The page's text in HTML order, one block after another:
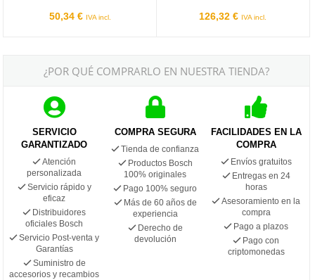
50,34 € IVA incl. 126,32 € IVA incl.
¿POR QUÉ COMPRARLO EN NUESTRA TIENDA?
SERVICIO
GARANTIZADO
Atención
personalizada
Servicio rápido y
eficaz
Distribuidores
oficiales Bosch
Servicio Post-venta y
Garantías
Suministro de
accesorios y recambios
COMPRA SEGURA
Tienda de confianza
Productos Bosch
100% originales
Pago 100% seguro
Más de 60 años de
experiencia
Derecho de
devolución
FACILIDADES EN LA
COMPRA
Envíos gratuitos
Entregas en 24
horas
Asesoramiento en la
compra
Pago a plazos
Pago con
criptomonedas